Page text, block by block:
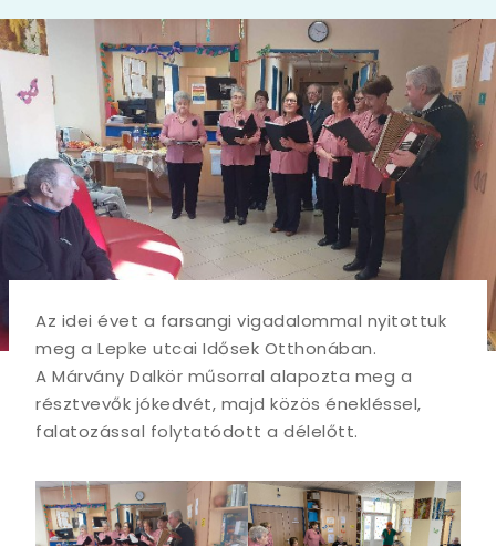
Az idei évet a farsangi vigadalommal nyitottuk
meg a Lepke utcai Idősek Otthonában.
A Márvány Dalkör műsorral alapozta meg a
résztvevők jókedvét, majd közös énekléssel,
falatozással folytatódott a délelőtt.